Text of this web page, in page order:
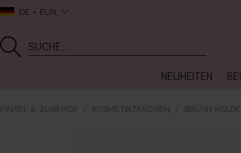
DE EUR
NEUHEITEN
PINSEL & ZUBEHÖR KOSMETIKTASCHEN BRUSH